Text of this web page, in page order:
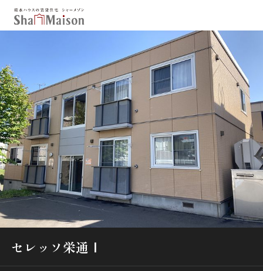
お気に入り
最近見た物件
北海道 東北
関東
中部
関西
中国・四国
九州
市区郡・路線・駅から探す
通勤・通学時間から探す
地図から探す
人気のカテゴリから探す
セレッソ栄通Ⅰ